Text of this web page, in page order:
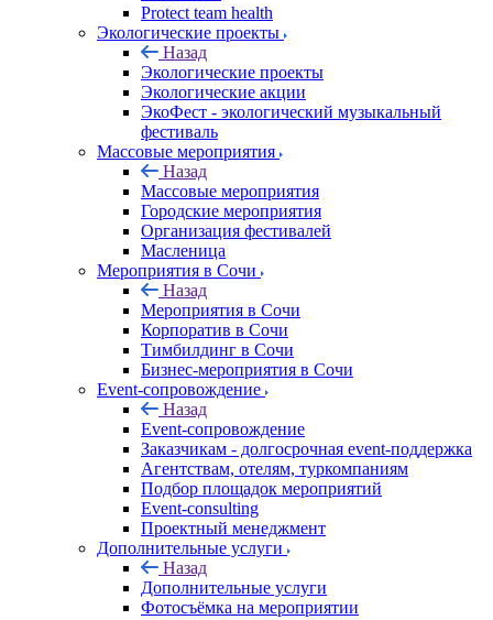
Protect team health
Экологические проекты
Назад
Экологические проекты
Экологические акции
ЭкоФест - экологический музыкальный
фестиваль
Массовые мероприятия
Назад
Массовые мероприятия
Городские мероприятия
Организация фестивалей
Масленица
Мероприятия в Сочи
Назад
Мероприятия в Сочи
Корпоратив в Сочи
Тимбилдинг в Сочи
Бизнес-мероприятия в Сочи
Event-сопровождение
Назад
Event-сопровождение
Заказчикам - долгосрочная event-поддержка
Агентствам, отелям, туркомпаниям
Подбор площадок мероприятий
Event-consulting
Проектный менеджмент
Дополнительные услуги
Назад
Дополнительные услуги
Фотосъёмка на мероприятии